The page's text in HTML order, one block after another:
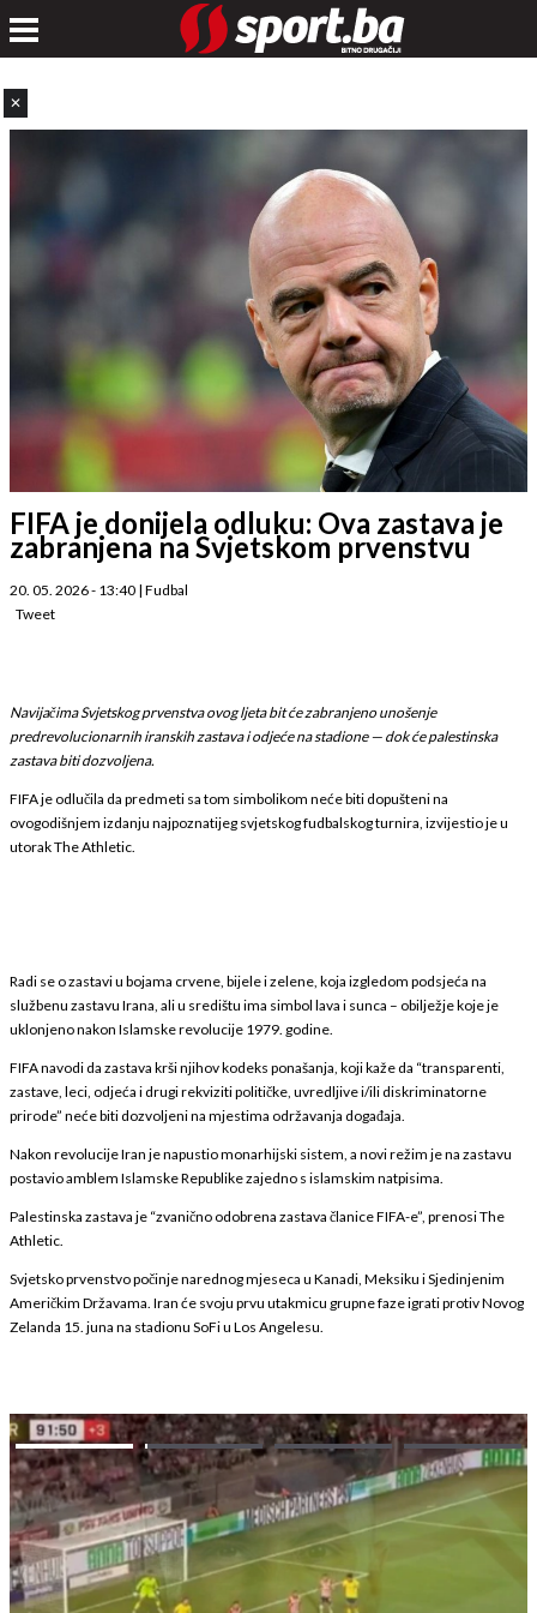
✕
FIFA je donijela odluku: Ova zastava je
zabranjena na Svjetskom prvenstvu
20. 05. 2026 - 13:40 | Fudbal
Tweet
Navijačima Svjetskog prvenstva ovog ljeta bit će zabranjeno unošenje
predrevolucionarnih iranskih zastava i odjeće na stadione — dok će palestinska
zastava biti dozvoljena.
FIFA je odlučila da predmeti sa tom simbolikom neće biti dopušteni na
ovogodišnjem izdanju najpoznatijeg svjetskog fudbalskog turnira, izvijestio je u
utorak The Athletic.
Radi se o zastavi u bojama crvene, bijele i zelene, koja izgledom podsjeća na
službenu zastavu Irana, ali u središtu ima simbol lava i sunca – obilježje koje je
uklonjeno nakon Islamske revolucije 1979. godine.
FIFA navodi da zastava krši njihov kodeks ponašanja, koji kaže da “transparenti,
zastave, leci, odjeća i drugi rekviziti političke, uvredljive i/ili diskriminatorne
prirode” neće biti dozvoljeni na mjestima održavanja događaja.
Nakon revolucije Iran je napustio monarhijski sistem, a novi režim je na zastavu
postavio amblem Islamske Republike zajedno s islamskim natpisima.
Palestinska zastava je “zvanično odobrena zastava članice FIFA-e”, prenosi The
Athletic.
Svjetsko prvenstvo počinje narednog mjeseca u Kanadi, Meksiku i Sjedinjenim
Američkim Državama. Iran će svoju prvu utakmicu grupne faze igrati protiv Novog
Zelanda 15. juna na stadionu SoFi u Los Angelesu.